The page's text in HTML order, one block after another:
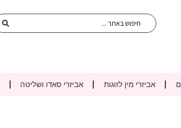
אביזרי מין לזוגות אביזרי סאדו ושליטה